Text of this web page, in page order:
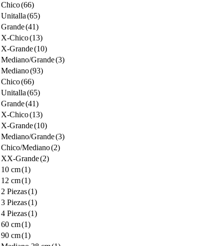
Chico(66)
Unitalla(65)
Grande(41)
X-Chico(13)
X-Grande(10)
Mediano/Grande(3)
Mediano(93)
Chico(66)
Unitalla(65)
Grande(41)
X-Chico(13)
X-Grande(10)
Mediano/Grande(3)
Chico/Mediano(2)
XX-Grande(2)
10 cm(1)
12 cm(1)
2 Piezas(1)
3 Piezas(1)
4 Piezas(1)
60 cm(1)
90 cm(1)